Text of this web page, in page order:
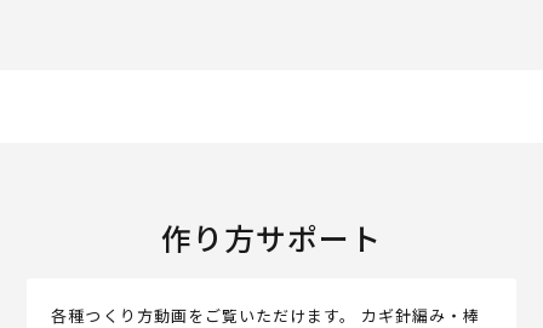
作り方サポート
各種つくり方動画をご覧いただけます。 カギ針編み・棒